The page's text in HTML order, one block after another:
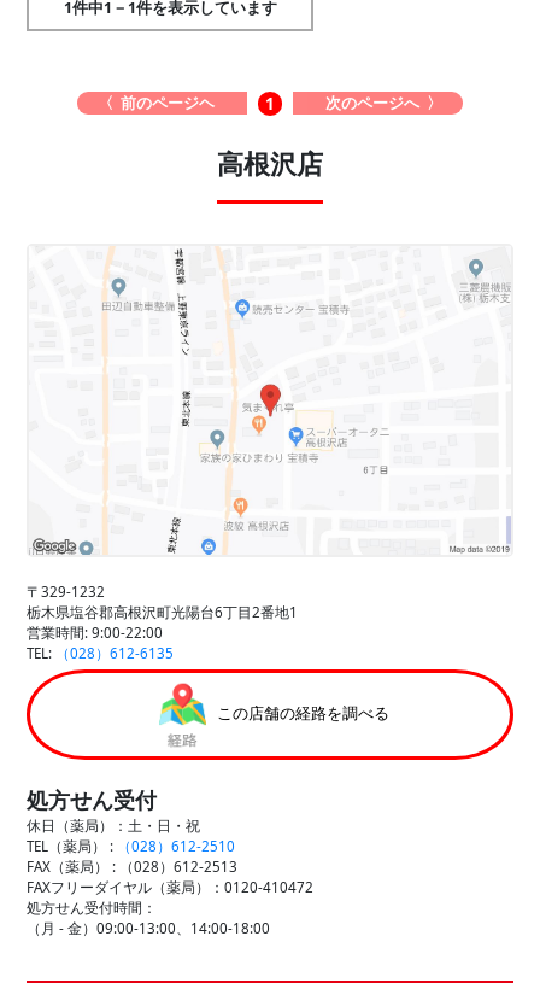
1件中1－1件を表示しています
〈 前のページヘ 1 次のページへ 〉
高根沢店
〒329-1232
栃木県塩谷郡高根沢町光陽台6丁目2番地1
営業時間: 9:00-22:00
TEL:
（028）612-6135
この店舗の経路を調べる
処方せん受付
休日（薬局）：土・日・祝
TEL（薬局） :
（028）612-2510
FAX（薬局） :
（028）612-2513
FAXフリーダイヤル（薬局）：0120-410472
処方せん受付時間：
（月 - 金）09:00-13:00、14:00-18:00